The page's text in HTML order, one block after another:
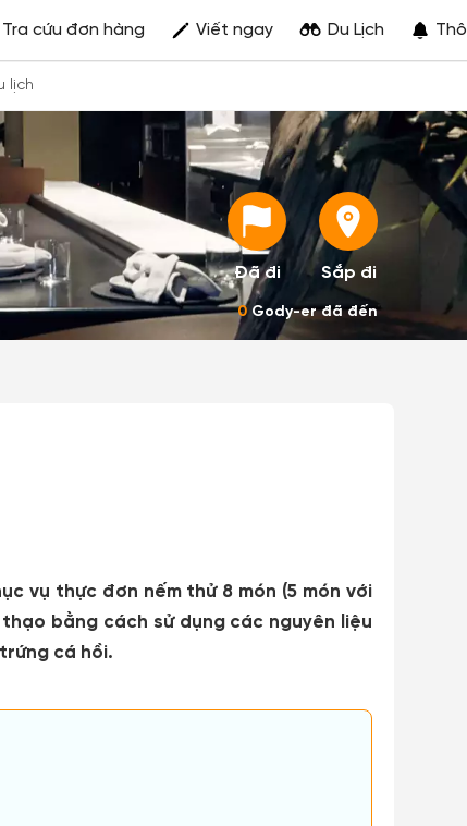
Tra cứu đơn hàng Viết ngay Du Lịch
lịch
Đã đi Sắp đi
0 Gody-er đã đến
vụ thực đơn nếm thử 8 món (5 món với
bằng cách sử dụng các nguyên liệu
cá hồi.